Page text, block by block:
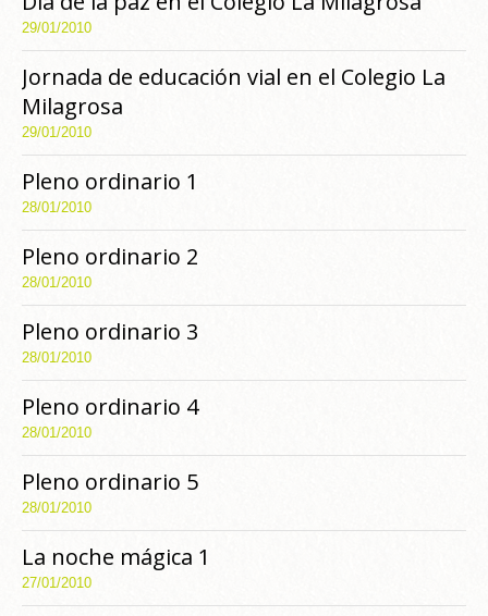
29/01/2010
Jornada de educación vial en el Colegio La
Milagrosa
29/01/2010
Pleno ordinario 1
28/01/2010
Pleno ordinario 2
28/01/2010
Pleno ordinario 3
28/01/2010
Pleno ordinario 4
28/01/2010
Pleno ordinario 5
28/01/2010
La noche mágica 1
27/01/2010